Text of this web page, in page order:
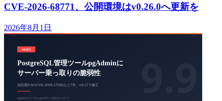
CVE-2026-68771、公開環境はv0.26.0へ更新を
2026年8月1日